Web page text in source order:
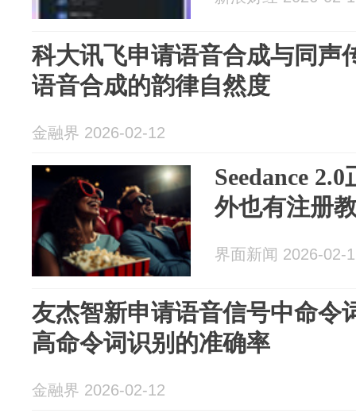
科大讯飞申请语音合成与同声
语音合成的韵律自然度
金融界 2026-02-12
Seedance
外也有注册
界面新闻 2026-02-
友杰智新申请语音信号中命令
高命令词识别的准确率
金融界 2026-02-12